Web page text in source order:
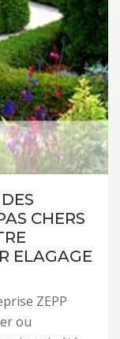
CHERS
ELAGAGE
ZEPP
ou